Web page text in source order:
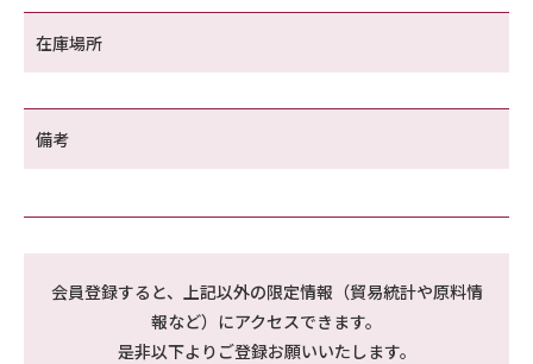
在庫場所
備考
会員登録すると、上記以外の限定情報（貿易統計や原料情
報など）にアクセスできます。
是非以下よりご登録お願いいたします。